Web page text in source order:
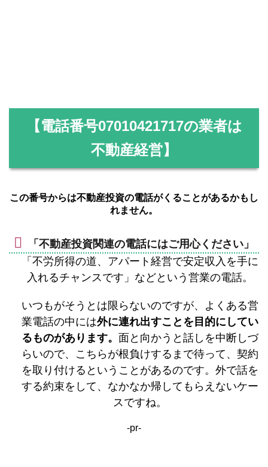
【電話番号07010421717の業者は
不動産経営】
この番号からは不動産投資の電話がくることがあるかもし
れません。
「不動産投資関連の電話にはご用心ください」
「不労所得の道、アパート経営で安定収入を手に
入れるチャンスです」などという営業の電話。
いつもがそうとは限らないのですが、よくある営
業電話の中には外に連れ出すことを目的にしてい
るものがあります。 面と向かうと話しを中断しづ
らいので、こちらが根負けするまで待って、契約
を取り付けるということがあるのです。外で話を
する約束をして、なかなか帰してもらえないケー
スですね。
-pr-